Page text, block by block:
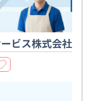
ビス株式会社